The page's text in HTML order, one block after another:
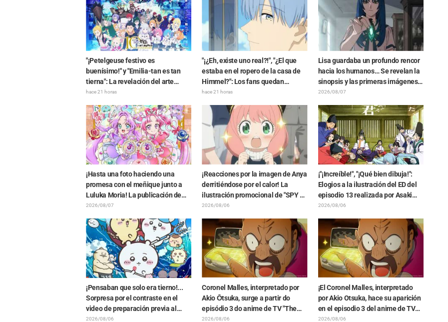
"¡Petelgeuse festivo es
buenísimo!" y "Emilia-tan es tan
tierna": La revelación del arte
visual del evento del 10.º
Starting Life in Another World-"
genera gran entusiasmo
hace 21 horas
"¡¿Eh, existe uno real?!", "¿El que
estaba en el ropero de la casa de
Himmel?": Los fans quedan
perplejos ante la revelación del
apareció en el episodio 1 de
"Frieren: Más allá del final del
viaje"
hace 21 horas
Lisa guardaba un profundo rencor
hacia los humanos… Se revelan la
sinopsis y las primeras imágenes
del episodio 6 del anime
2026/08/07
¡Hasta una foto haciendo una
promesa con el meñique junto a
Luluka Moria! La publicación de
Nao Tōyama, la actriz de voz de
al Dream Stage genera
repercusión con comentarios
como "¡Es una doble Arcana!"
2026/08/07
¡Reacciones por la imagen de Anya
derritiéndose por el calor! La
ilustración promocional de "SPY x
FAMILY" provoca comentarios
2026/08/06
¡"¡Increíble!", "¡Qué bien dibuja!":
Elogios a la ilustración del ED del
episodio 13 realizada por Asaki
Yuikawa, actriz de voz del
Samurai"
2026/08/06
¡Pensaban que solo era tierno!...
Sorpresa por el contraste en el
video de preparación previa al
estreno de la película de
2026/08/06
Coronel Malles, interpretado por
Akio Ōtsuka, surge a partir do
episódio 3 do anime de TV "The
Ghost in the Shell"! Comentário do
2026/08/06
¡El Coronel Malles, interpretado
por Akio Otsuka, hace su aparición
en el episodio 3 del anime de TV
"The Ghost in the Shell"! Revelan
2026/08/06